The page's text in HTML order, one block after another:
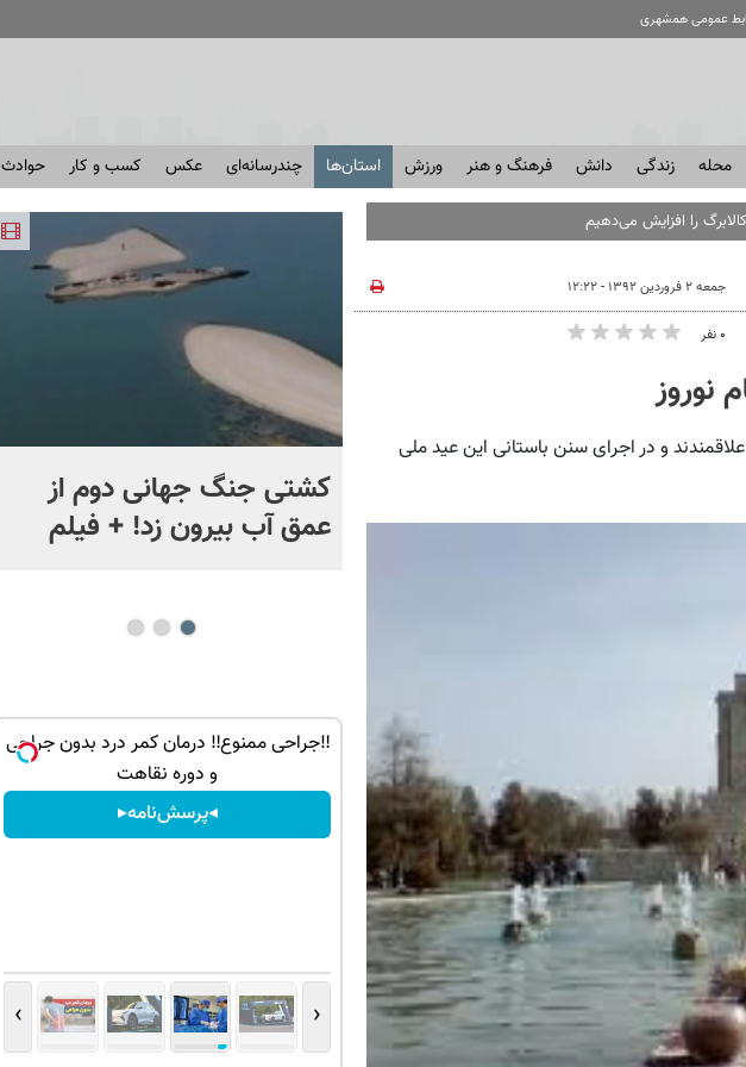
عمومی همشهری
محله زندگی دانش فرهنگ و هنر ورزش استان‌ها چندرسانه‌ای عکس کسب و کار حوادث
را افزایش می‌دهیم
جمعه ۲ فروردین ۱۳۹۲ - ۱۲:۲۲
۰ نفر
نوروز
و در اجرای سنن باستانی این عید ملی
خارج شد...
کشتی‌ جنگ جهانی دوم از
عمق آب بیرون زد! + فیلم
بری؟!
بازدید از IM LS7 لوکس ترین شاسی بلند
برقی ایران در باشگاه انقلاب
ثبت درخواست
‼️جراحی ممنوع‼️ درمان کمر درد بدون جراحی
و دوره نقاهت
◂پرسش‌نامه▸
‹
›